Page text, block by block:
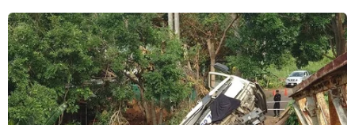
TIN CÙNG CHUYÊN MỤC